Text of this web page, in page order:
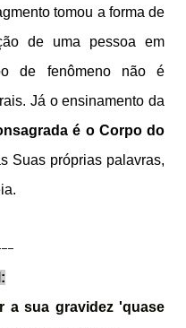
tomou a forma de
de uma pessoa em
de fenômeno não é
Já o ensinamento da
é o Corpo do
Suas próprias palavras,
a sua gravidez 'quase